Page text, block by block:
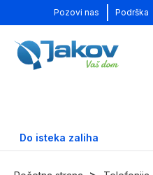
Pozovi nas Podrška
Do isteka zaliha